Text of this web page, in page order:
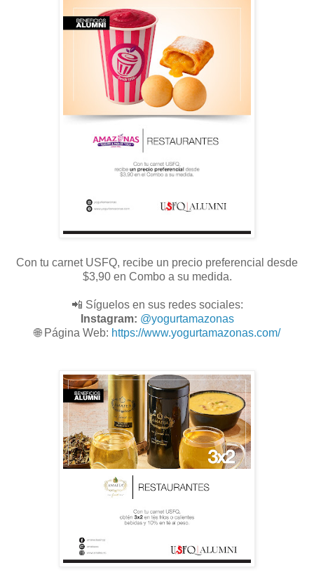
Con tu carnet USFQ, recibe un precio preferencial desde
$3,90 en Combo a su medida.
📲 Síguelos en sus redes sociales:
Instagram: @yogurtamazonas
🌐 Página Web: https://www.yogurtamazonas.com/